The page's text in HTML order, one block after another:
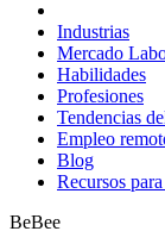
Industrias
Mercado
Habilidades
Profesiones
Tendencias
Empleo
Blog
Recursos
BeBee